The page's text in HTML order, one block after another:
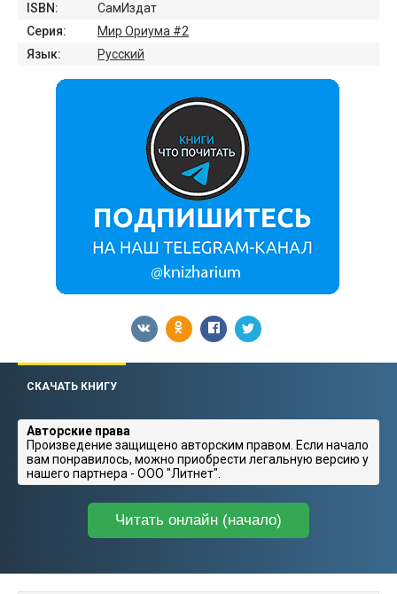
ISBN:
СамИздат
Серия:
Мир Ориума #2
Язык:
Русский
СКАЧАТЬ КНИГУ
Авторские права
Произведение защищено авторским правом. Если начало
вам понравилось, можно приобрести легальную версию у
нашего партнера - ООО "Литнет".
Читать онлайн (начало)